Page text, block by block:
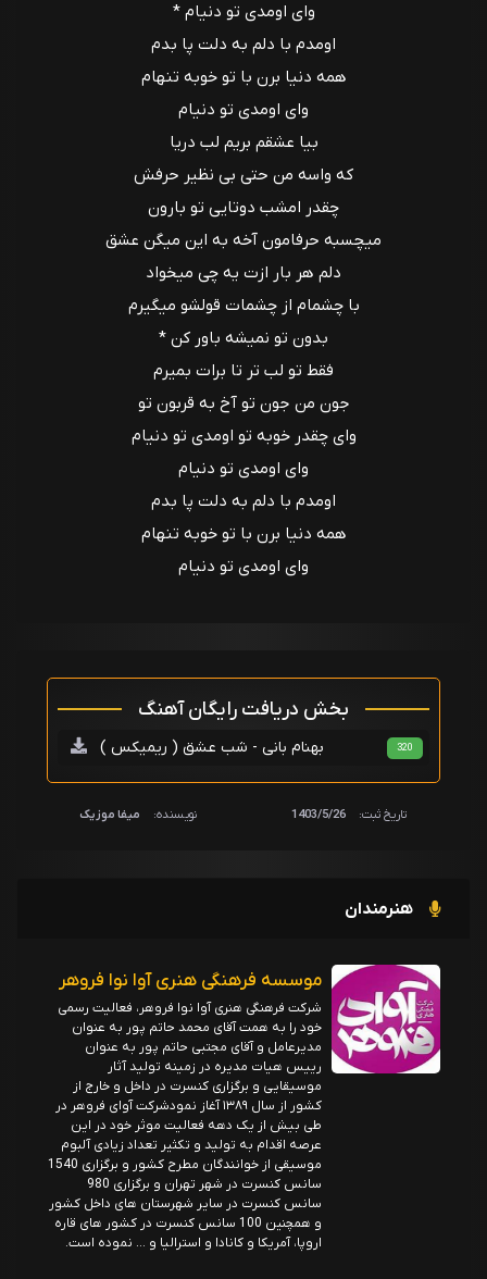
وای اومدی تو دنیام *
اومدم با دلم به دلت پا بدم
همه دنیا برن با تو خوبه تنهام
وای اومدی تو دنیام
بیا عشقم بریم لب دریا
که واسه من حتی بی نظیر حرفش
چقدر امشب دوتایی تو بارون
میچسبه حرفامون آخه به این میگن عشق
دلم هر بار ازت یه چی میخواد
با چشمام از چشمات قولشو میگیرم
بدون تو نمیشه باور کن *
فقط تو لب تر تا برات بمیرم
جون من جون تو آخ به قربون تو
وای چقدر خوبه تو اومدی تو دنیام
وای اومدی تو دنیام
اومدم با دلم به دلت پا بدم
همه دنیا برن با تو خوبه تنهام
وای اومدی تو دنیام
بخش دریافت رایگان آهنگ
بهنام بانی - شب عشق ( ریمیکس ) 320
تاریخ ثبت: 1403/5/26 نویسنده: میفا موزیک
هنرمندان
موسسه فرهنگی هنری آوا نوا فروهر
شرکت فرهنگی هنری آوا نوا فروهر، فعالیت رسمی
خود را به همت آقای محمد حاتم پور به عنوان
مدیرعامل و آقای مجتبی حاتم پور به عنوان
رییس هیات مدیره در زمینه تولید آثار
موسیقایی و برگزاری کنسرت در داخل و خارج از
کشور از سال ۱۳۸۹ آغاز نمودشرکت آوای فروهر در
طی بیش از یک دهه فعالیت موثر خود در این
عرصه اقدام به تولید و تکثیر تعداد زیادی آلبوم
موسیقی از خوانندگان مطرح کشور و برگزاری 1540
سانس کنسرت در شهر تهران و برگزاری 980
سانس کنسرت در سایر شهرستان های داخل کشور
و همچنین 100 سانس کنسرت در کشور های قاره
اروپا، آمریکا و کانادا و استرالیا و … نموده است.